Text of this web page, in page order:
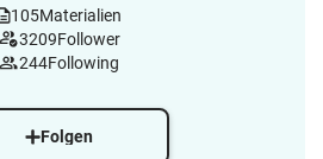
105Materialien
3209Follower
244Following
Folgen